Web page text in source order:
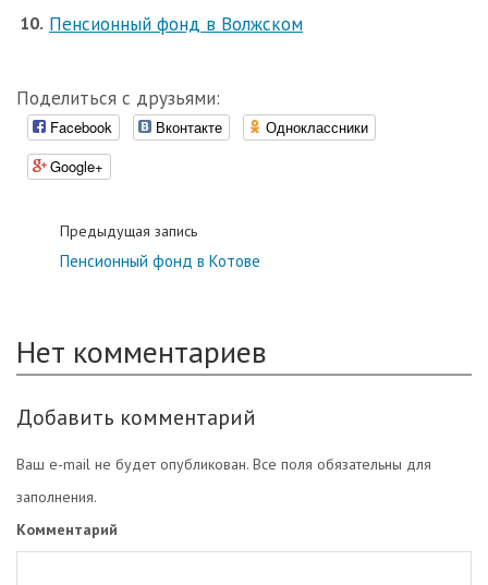
Пенсионный фонд в Волжском
Поделиться с друзьями:
Facebook Вконтакте
Одноклассники
Google+
Предыдущая запись
Пенсионный фонд в Котове
Нет комментариев
Добавить комментарий
Ваш e-mail не будет опубликован. Все поля обязательны для
заполнения.
Комментарий